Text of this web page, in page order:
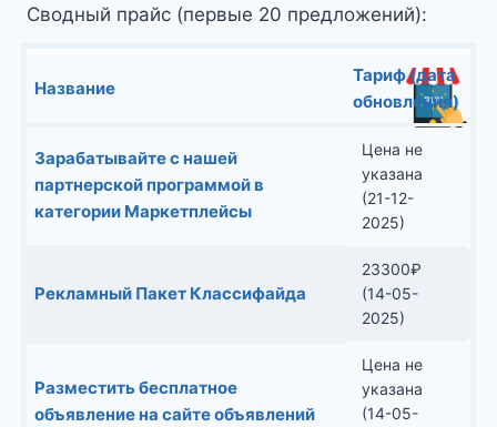
Сводный прайс (первые 20 предложений):
Название
Тариф (дата
обновления)
Зарабатывайте с нашей
партнерской программой в
категории Маркетплейсы
Цена не
указана
(21-12-
2025)
Рекламный Пакет Классифайда
23300₽
(14-05-
2025)
Разместить бесплатное
объявление на сайте объявлений
Цена не
указана
(14-05-